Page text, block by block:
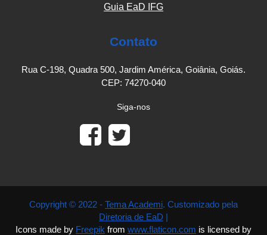
Guia EaD IFG
Contato
Rua C-198, Quadra 500, Jardim América, Goiânia, Goiás.
CEP: 74270-040
Siga-nos
Copyright © 2022 - Tema Academi. Customizado pela
Diretoria de EaD
Icons made by Freepik from www.flaticon.com is licensed by